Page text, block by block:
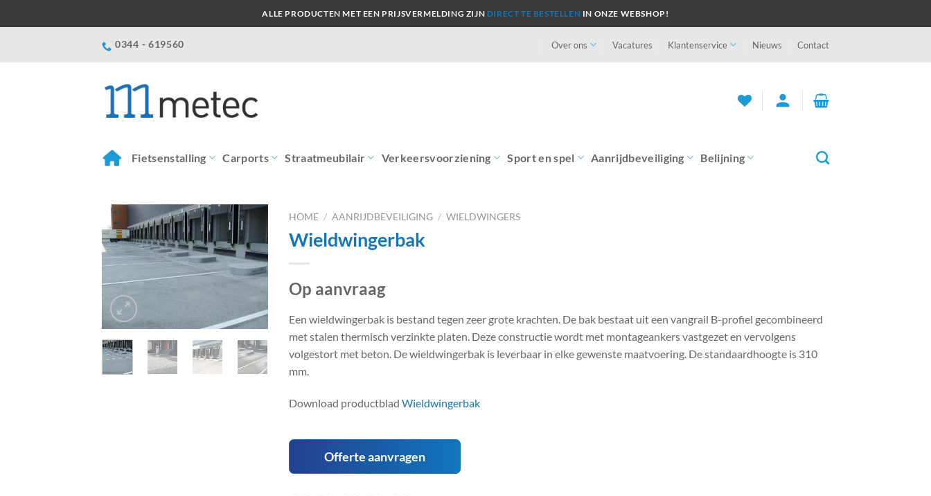
naar
ALLE PRODUCTEN MET EEN PRIJSVERMELDING ZIJN DIRECT TE BESTELLEN IN ONZE WEBSHOP!
0344 - 619560 Over ons Vacatures Klantenservice Nieuws Contact
person
Fietsenstalling Carports Straatmeubilair Verkeersvoorziening Sport en spel Aanrijdbeveiliging Belijning
HOME / AANRIJDBEVEILIGING / WIELDWINGERS
Wieldwingerbak
Op aanvraag
Een wieldwingerbak is bestand tegen zeer grote krachten. De bak bestaat uit een vangrail B-profiel gecombineerd
met stalen thermisch verzinkte platen. Deze constructie wordt met montageankers vastgezet en vervolgens
volgestort met beton. De wieldwingerbak is leverbaar in elke gewenste maatvoering. De standaardhoogte is 310
mm.
Download productblad Wieldwingerbak
Offerte aanvragen